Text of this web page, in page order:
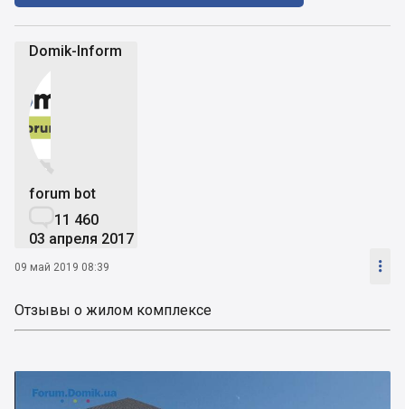
Domik-Inform


forum bot
11 460
03 апреля 2017
09 май 2019 08:39 
Отзывы о жилом комплексе